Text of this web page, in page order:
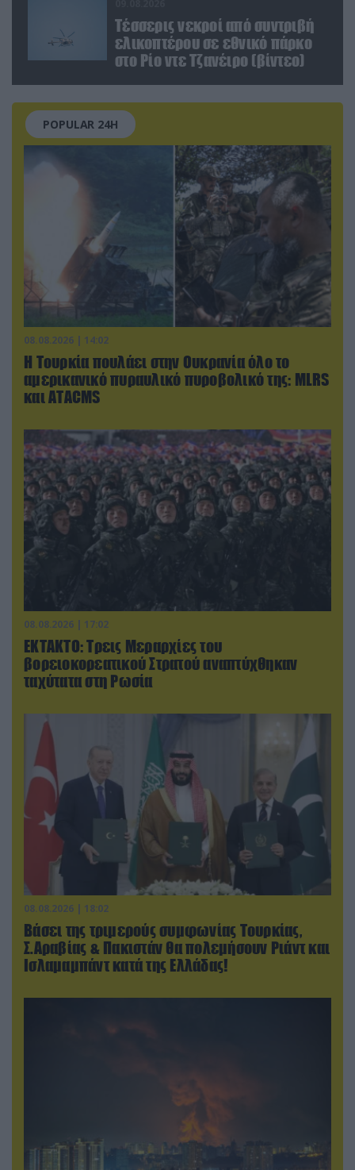
Τέσσερις νεκροί από συντριβή
ελικοπτέρου σε εθνικό πάρκο
στο Ρίο ντε Τζανέιρο (βίντεο)
POPULAR 24H
08.08.2026 | 14:02
Η Τουρκία πουλάει στην Ουκρανία όλο το
αμερικανικό πυραυλικό πυροβολικό της: MLRS
και ΑΤΑCMS
08.08.2026 | 17:02
ΕΚΤΑΚΤΟ: Τρεις Μεραρχίες του
βορειοκορεατικού Στρατού αναπτύχθηκαν
ταχύτατα στη Ρωσία
08.08.2026 | 18:02
Βάσει της τριμερούς συμφωνίας Τουρκίας,
Σ.Αραβίας & Πακιστάν θα πολεμήσουν Ριάντ και
Ισλαμαμπάντ κατά της Ελλάδας!